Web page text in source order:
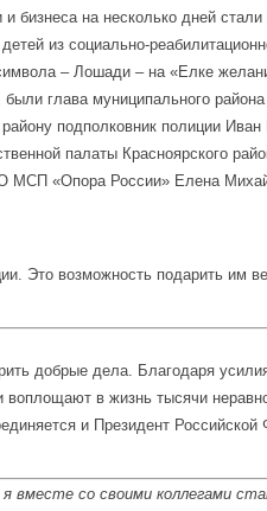
бизнеса на несколько дней
из социально-
– Лошади – на «Елке
глава муниципального
подполковник полиции
палаты Красноярского
МСП «Опора России» Елена
Это возможность подарить им
добрые дела. Благодаря
воплощают в жизнь тысячи
и Президент
я вместе со своими коллегами